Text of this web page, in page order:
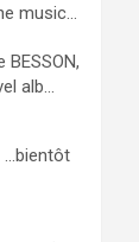
music...
BESSON,
alb...